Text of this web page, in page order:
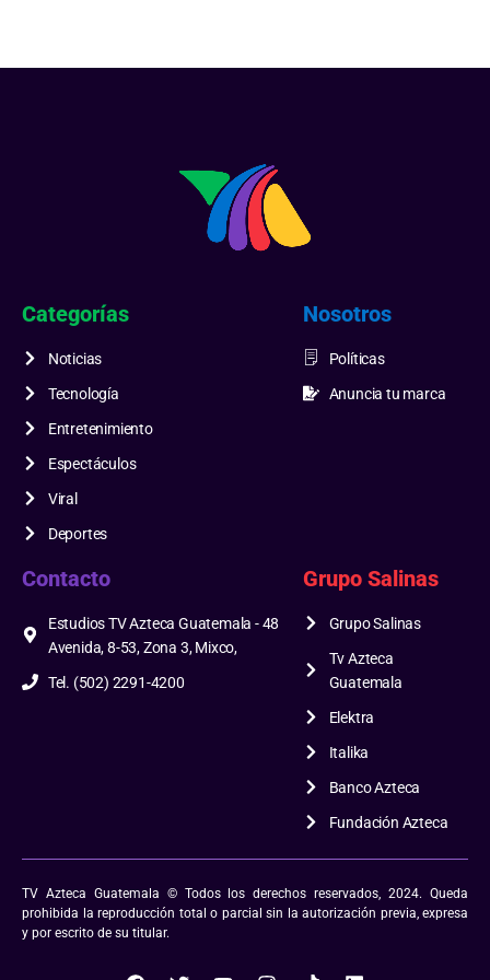
Categorías
Noticias
Tecnología
Entretenimiento
Espectáculos
Viral
Deportes
Nosotros
Políticas
Anuncia tu marca
Contacto
Estudios TV Azteca Guatemala - 48
Avenida, 8-53, Zona 3, Mixco,
Tel. (502) 2291-4200
Grupo Salinas
Grupo Salinas
Tv Azteca
Guatemala
Elektra
Italika
Banco Azteca
Fundación Azteca
TV Azteca Guatemala © Todos los derechos reservados, 2024. Queda
prohibida la reproducción total o parcial sin la autorización previa, expresa
y por escrito de su titular.